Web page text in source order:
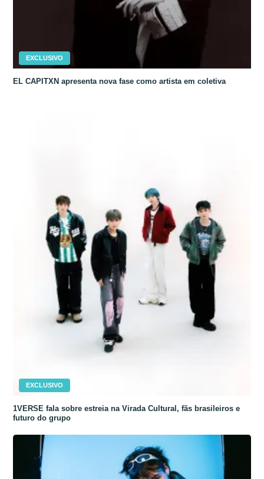
EXCLUSIVO
EL CAPITXN apresenta nova fase como artista em coletiva
EXCLUSIVO
1VERSE fala sobre estreia na Virada Cultural, fãs brasileiros e
futuro do grupo